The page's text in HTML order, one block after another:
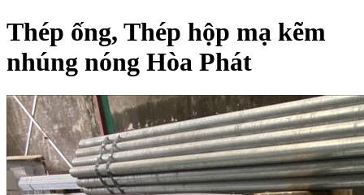
Thép ống, Thép hộp mạ kẽm
nhúng nóng Hòa Phát